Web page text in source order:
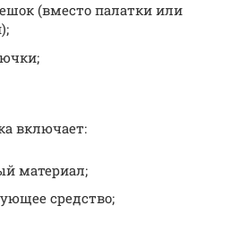
(вместо палатки или
включает:
материал;
средство;